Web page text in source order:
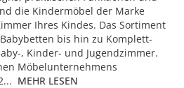
die Kindermöbel der Marke
Ihres Kindes. Das Sortiment
bis hin zu Komplett-
, Kinder- und Jugendzimmer.
Möbelunternehmens
MEHR LESEN